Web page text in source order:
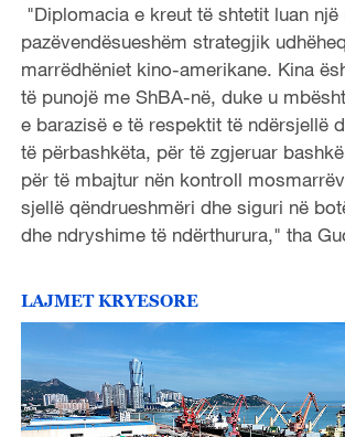
"Diplomacia e kreut të shtetit luan një
pazëvendësueshëm strategjik
marrëdhëniet kino-amerikane. Kina
të punojë me ShBA-në, duke u
e barazisë e të respektit të ndërsjellë
të përbashkëta, për të zgjeruar
për të mbajtur nën kontroll
sjellë qëndrueshmëri dhe siguri në
dhe ndryshime të ndërthurura," tha
LAJMET KRYESORE